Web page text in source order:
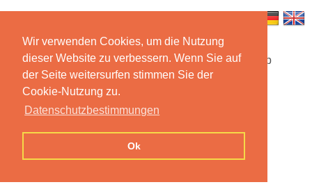
Wir verwenden Cookies, um die Nutzung
dieser Website zu verbessern. Wenn Sie auf
der Seite weitersurfen stimmen Sie der
Cookie-Nutzung zu.
Datenschutzbestimmungen
Ok
Startseite Funktionen Mobile App
Preise
Kontakt Impressum